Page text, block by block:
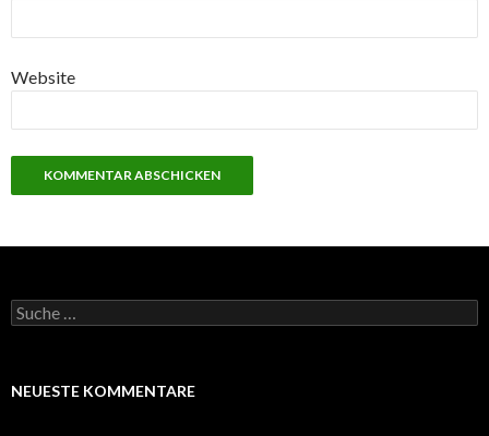
Website
S
u
e
NEUESTE KOMMENTARE